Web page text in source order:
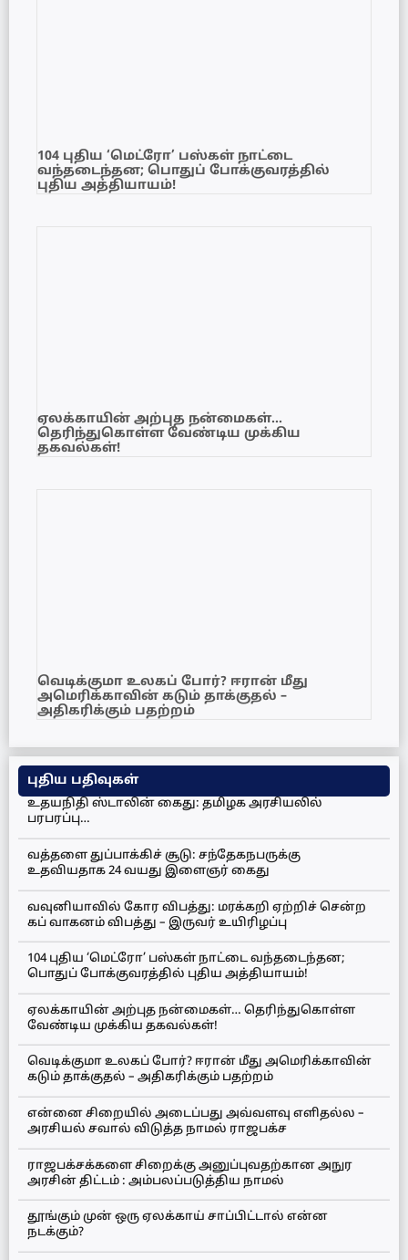
104 புதிய ‘மெட்ரோ’ பஸ்கள் நாட்டை
வந்தடைந்தன; பொதுப் போக்குவரத்தில்
புதிய அத்தியாயம்!
ஏலக்காயின் அற்புத நன்மைகள்…
தெரிந்துகொள்ள வேண்டிய முக்கிய
தகவல்கள்!
வெடிக்குமா உலகப் போர்? ஈரான் மீது
அமெரிக்காவின் கடும் தாக்குதல் –
அதிகரிக்கும் பதற்றம்
புதிய பதிவுகள்
உதயநிதி ஸ்டாலின் கைது: தமிழக அரசியலில்
பரபரப்பு…
வத்தளை துப்பாக்கிச் சூடு: சந்தேகநபருக்கு
உதவியதாக 24 வயது இளைஞர் கைது
வவுனியாவில் கோர விபத்து: மரக்கறி ஏற்றிச் சென்ற
கப் வாகனம் விபத்து – இருவர் உயிரிழப்பு
104 புதிய ‘மெட்ரோ’ பஸ்கள் நாட்டை வந்தடைந்தன;
பொதுப் போக்குவரத்தில் புதிய அத்தியாயம்!
ஏலக்காயின் அற்புத நன்மைகள்… தெரிந்துகொள்ள
வேண்டிய முக்கிய தகவல்கள்!
வெடிக்குமா உலகப் போர்? ஈரான் மீது அமெரிக்காவின்
கடும் தாக்குதல் – அதிகரிக்கும் பதற்றம்
என்னை சிறையில் அடைப்பது அவ்வளவு எளிதல்ல –
அரசியல் சவால் விடுத்த நாமல் ராஜபக்ச
ராஜபக்சக்களை சிறைக்கு அனுப்புவதற்கான அநுர
அரசின் திட்டம் : அம்பலப்படுத்திய நாமல்
தூங்கும் முன் ஒரு ஏலக்காய் சாப்பிட்டால் என்ன
நடக்கும்?